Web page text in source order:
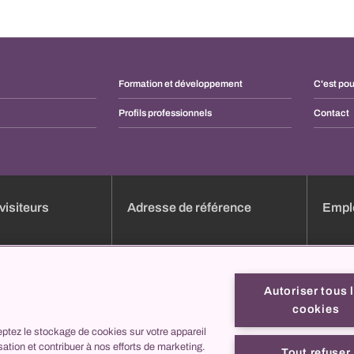
Formation et développement
Profils professionnels
C'est
Contact
nous
Adresse de référence
collegis
Profils
C'est
Contact
le stockage de cookies sur votre appareil
et contribuer à nos efforts de marketing.
Autoriser tous
cookies